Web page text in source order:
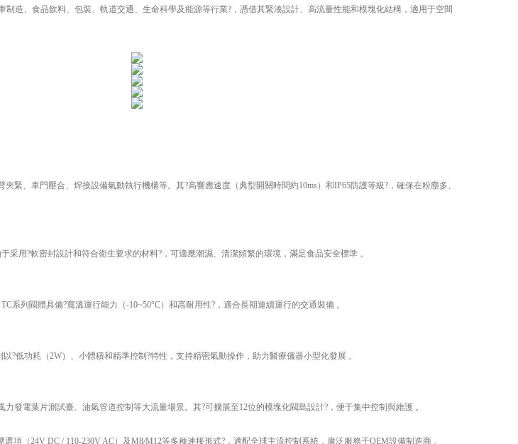
制造、食品飲料、包裝、軌道交通、生命科學及能源等行業?，憑借其緊湊設計、高流量性能和模塊化結構，適用于空間
緊、車門壓合、焊接設備氣動執行機構等。其?高響應速度（典型開關時間約10ms）和IP65防護等級?，確保在粉塵多、
采用?軟密封設計和符合衛生要求的材料?，可適應潮濕、清潔頻繁的環境，滿足食品安全標準 。
系列閥體具備?寬溫運行能力（-10~50°C）和高耐用性?，適合長期連續運行的交通裝備 。
?低功耗（2W）、小體積和精準控制?特性，支持精密氣動操作，助力醫療儀器小型化發展 。
力發電葉片測試臺、油氣管道控制等大流量場景。其?可擴展至12位的模塊化閥島設計?，便于集中控制與維護 。
項（24V DC / 110-230V AC）及M8/M12等多種連接形式?，適配全球主流控制系統，廣泛服務于OEM設備制造商 。